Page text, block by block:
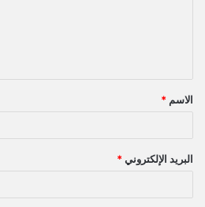
ق
*
الاسم *
البريد الإلكتروني *